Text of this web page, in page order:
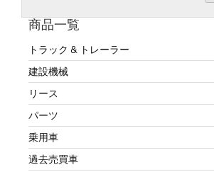
商品一覧
トラック & トレーラー
建設機械
リース
パーツ
乗用車
過去売買車